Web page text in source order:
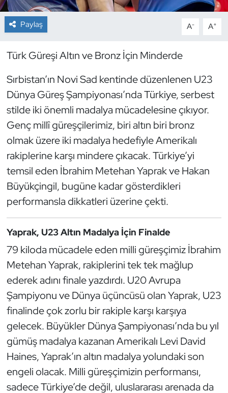
Paylaş A- A+
Türk Güreşi Altın ve Bronz İçin Minderde
Sırbistan’ın Novi Sad kentinde düzenlenen U23
Dünya Güreş Şampiyonası’nda Türkiye, serbest
stilde iki önemli madalya mücadelesine çıkıyor.
Genç millî güreşçilerimiz, biri altın biri bronz
olmak üzere iki madalya hedefiyle Amerikalı
rakiplerine karşı mindere çıkacak. Türkiye’yi
temsil eden İbrahim Metehan Yaprak ve Hakan
Büyükçingil, bugüne kadar gösterdikleri
performansla dikkatleri üzerine çekti.
Yaprak, U23 Altın Madalya İçin Finalde
79 kiloda mücadele eden milli güreşçimiz İbrahim
Metehan Yaprak, rakiplerini tek tek mağlup
ederek adını finale yazdırdı. U20 Avrupa
Şampiyonu ve Dünya üçüncüsü olan Yaprak, U23
finalinde çok zorlu bir rakiple karşı karşıya
gelecek. Büyükler Dünya Şampiyonası’nda bu yıl
gümüş madalya kazanan Amerikalı Levi David
Haines, Yaprak’ın altın madalya yolundaki son
engeli olacak. Milli güreşçimizin performansı,
sadece Türkiye’de değil, uluslararası arenada da
Dağcılık
E-Spor
Eskrim
Futbol
Futsal
Genel
Güreş
Halter
Hava Sporları
Hentbol
İşitme Engelli Sporcular
Judo ve Kuraş